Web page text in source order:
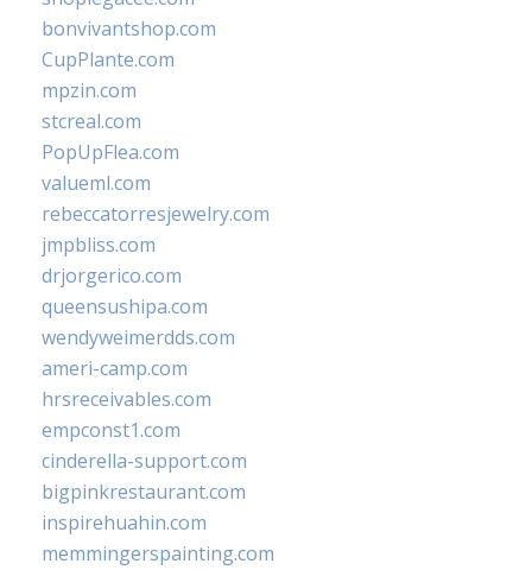
bonvivantshop.com
CupPlante.com
mpzin.com
stcreal.com
PopUpFlea.com
valueml.com
rebeccatorresjewelry.com
jmpbliss.com
drjorgerico.com
queensushipa.com
wendyweimerdds.com
ameri-camp.com
hrsreceivables.com
empconst1.com
cinderella-support.com
bigpinkrestaurant.com
inspirehuahin.com
memmingerspainting.com